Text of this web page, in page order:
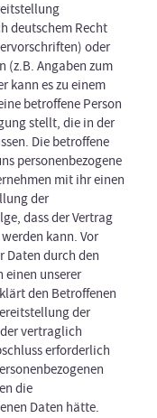
deutschem Recht
oder
(z.B. Angaben zum
kann es zu einem
betroffene Person
stellt, die in der
Die betroffene
personenbezogene
mit ihr einen
der
dass der Vertrag
kann. Vor
Daten durch den
einen unserer
den Betroffenen
der
vertraglich
erforderlich
die
Daten hätte.